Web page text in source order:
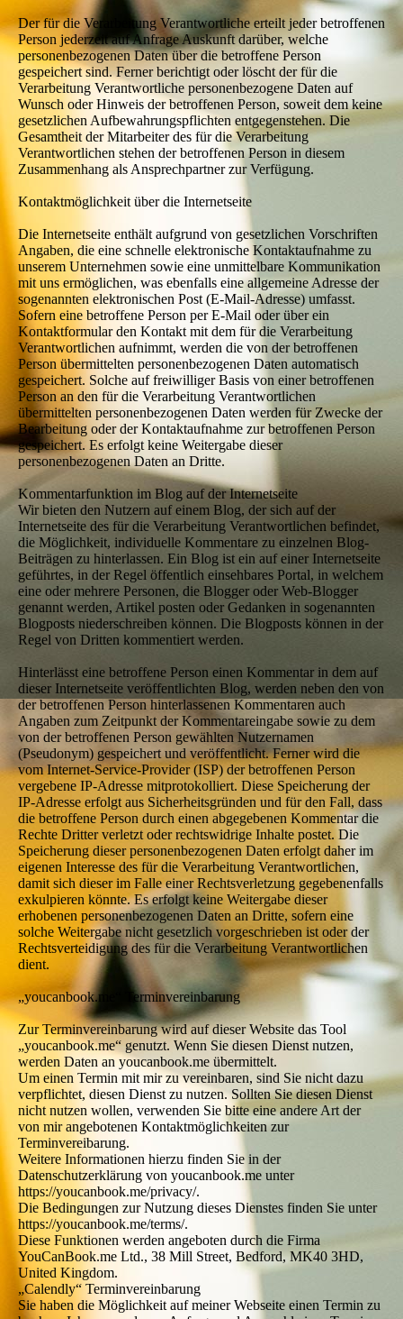
Der für die Verarbeitung Verantwortliche erteilt jeder betroffenen
Person jederzeit auf Anfrage Auskunft darüber, welche
personenbezogenen Daten über die betroffene Person
gespeichert sind. Ferner berichtigt oder löscht der für die
Verarbeitung Verantwortliche personenbezogene Daten auf
Wunsch oder Hinweis der betroffenen Person, soweit dem keine
gesetzlichen Aufbewahrungspflichten entgegenstehen. Die
Gesamtheit der Mitarbeiter des für die Verarbeitung
Verantwortlichen stehen der betroffenen Person in diesem
Zusammenhang als Ansprechpartner zur Verfügung.
Kontaktmöglichkeit über die Internetseite
Die Internetseite enthält aufgrund von gesetzlichen Vorschriften
Angaben, die eine schnelle elektronische Kontaktaufnahme zu
unserem Unternehmen sowie eine unmittelbare Kommunikation
mit uns ermöglichen, was ebenfalls eine allgemeine Adresse der
sogenannten elektronischen Post (E-Mail-Adresse) umfasst.
Sofern eine betroffene Person per E-Mail oder über ein
Kontaktformular den Kontakt mit dem für die Verarbeitung
Verantwortlichen aufnimmt, werden die von der betroffenen
Person übermittelten personenbezogenen Daten automatisch
gespeichert. Solche auf freiwilliger Basis von einer betroffenen
Person an den für die Verarbeitung Verantwortlichen
übermittelten personenbezogenen Daten werden für Zwecke der
Bearbeitung oder der Kontaktaufnahme zur betroffenen Person
gespeichert. Es erfolgt keine Weitergabe dieser
personenbezogenen Daten an Dritte.
Kommentarfunktion im Blog auf der Internetseite
Wir bieten den Nutzern auf einem Blog, der sich auf der
Internetseite des für die Verarbeitung Verantwortlichen befindet,
die Möglichkeit, individuelle Kommentare zu einzelnen Blog-
Beiträgen zu hinterlassen. Ein Blog ist ein auf einer Internetseite
geführtes, in der Regel öffentlich einsehbares Portal, in welchem
eine oder mehrere Personen, die Blogger oder Web-Blogger
genannt werden, Artikel posten oder Gedanken in sogenannten
Blogposts niederschreiben können. Die Blogposts können in der
Regel von Dritten kommentiert werden.
Hinterlässt eine betroffene Person einen Kommentar in dem auf
dieser Internetseite veröffentlichten Blog, werden neben den von
der betroffenen Person hinterlassenen Kommentaren auch
Angaben zum Zeitpunkt der Kommentareingabe sowie zu dem
von der betroffenen Person gewählten Nutzernamen
(Pseudonym) gespeichert und veröffentlicht. Ferner wird die
vom Internet-Service-Provider (ISP) der betroffenen Person
vergebene IP-Adresse mitprotokolliert. Diese Speicherung der
IP-Adresse erfolgt aus Sicherheitsgründen und für den Fall, dass
die betroffene Person durch einen abgegebenen Kommentar die
Rechte Dritter verletzt oder rechtswidrige Inhalte postet. Die
Speicherung dieser personenbezogenen Daten erfolgt daher im
eigenen Interesse des für die Verarbeitung Verantwortlichen,
damit sich dieser im Falle einer Rechtsverletzung gegebenenfalls
exkulpieren könnte. Es erfolgt keine Weitergabe dieser
erhobenen personenbezogenen Daten an Dritte, sofern eine
solche Weitergabe nicht gesetzlich vorgeschrieben ist oder der
Rechtsverteidigung des für die Verarbeitung Verantwortlichen
dient.
„youcanbook.me“ Terminvereinbarung
Zur Terminvereinbarung wird auf dieser Website das Tool
„youcanbook.me“ genutzt. Wenn Sie diesen Dienst nutzen,
werden Daten an youcanbook.me übermittelt.
Um einen Termin mit mir zu vereinbaren, sind Sie nicht dazu
verpflichtet, diesen Dienst zu nutzen. Sollten Sie diesen Dienst
nicht nutzen wollen, verwenden Sie bitte eine andere Art der
von mir angebotenen Kontaktmöglichkeiten zur
Terminvereibarung.
Weitere Informationen hierzu finden Sie in der
Datenschutzerklärung von youcanbook.me unter
https://youcanbook.me/privacy/.
Die Bedingungen zur Nutzung dieses Dienstes finden Sie unter
https://youcanbook.me/terms/.
Diese Funktionen werden angeboten durch die Firma
YouCanBook.me Ltd., 38 Mill Street, Bedford, MK40 3HD,
United Kingdom.
„Calendly“ Terminvereinbarung
Sie haben die Möglichkeit auf meiner Webseite einen Termin zu